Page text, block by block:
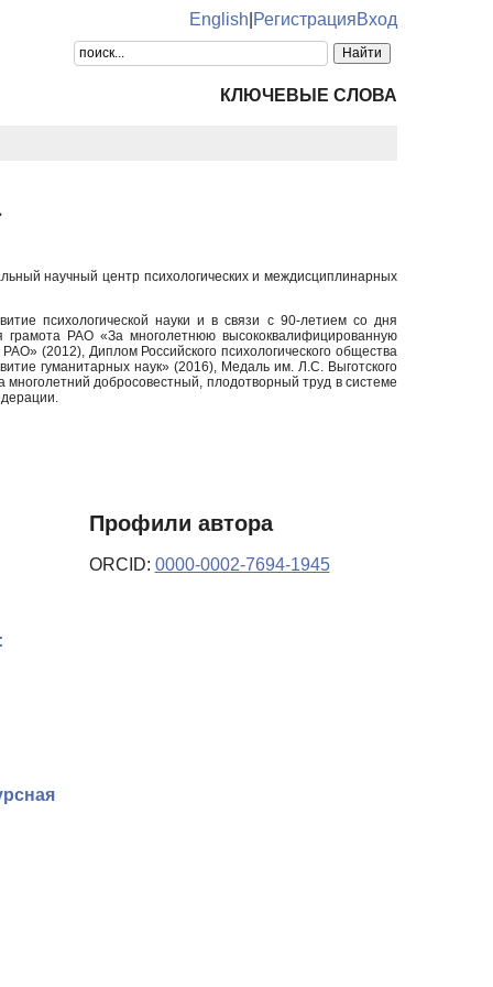
English РегистрацияВход
КЛЮЧЕВЫЕ СЛОВА
научный центр психологических и междисциплинарных
психологической науки и в связи с 90-летием со дня
РАО «За многолетнюю высококвалифицированную
(2012), Диплом Российского психологического общества
гуманитарных наук» (2016), Медаль им. Л.С. Выготского
добросовестный, плодотворный труд в системе
Профили автора
ORCID: 0000-0002-7694-1945